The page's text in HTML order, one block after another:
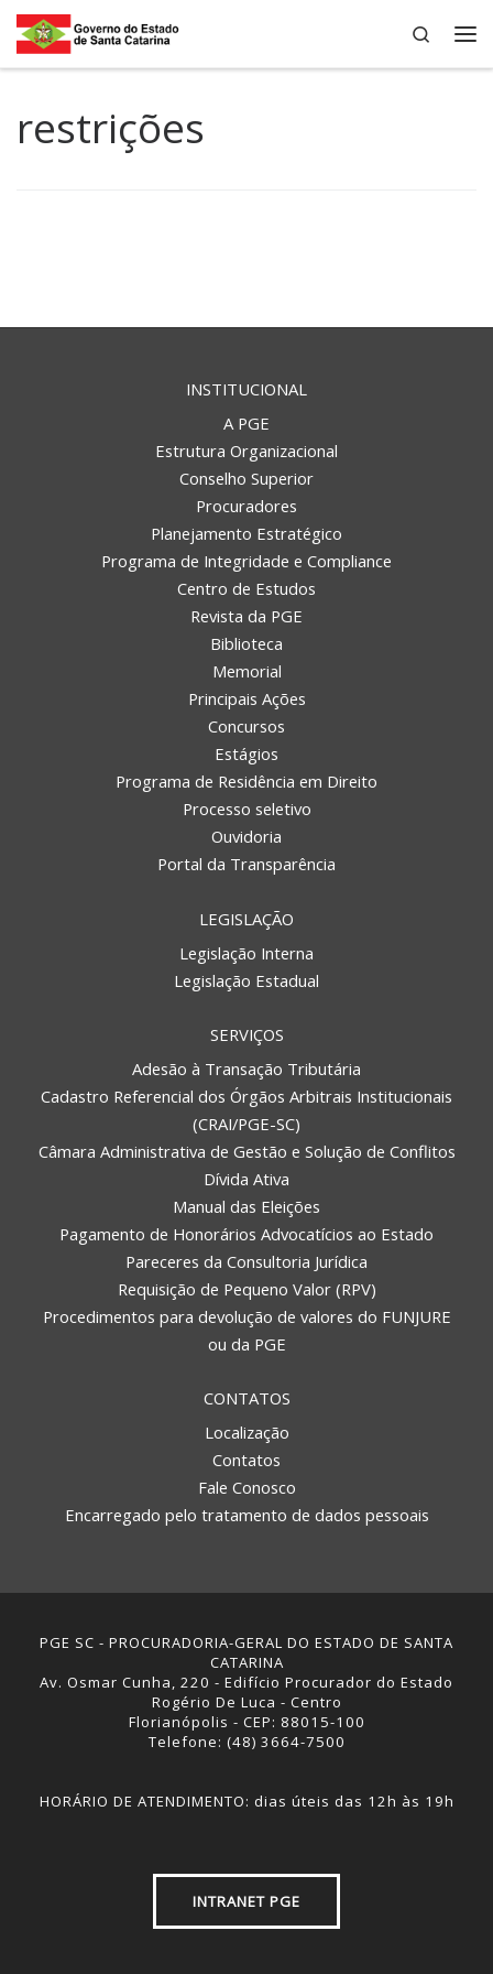
Skip to content
Search
restrições
INSTITUCIONAL
A PGE
Estrutura Organizacional
Conselho Superior
Procuradores
Planejamento Estratégico
Programa de Integridade e Compliance
Centro de Estudos
Revista da PGE
Biblioteca
Memorial
Principais Ações
Concursos
Estágios
Programa de Residência em Direito
Processo seletivo
Ouvidoria
Portal da Transparência
LEGISLAÇÃO
Legislação Interna
Legislação Estadual
SERVIÇOS
Adesão à Transação Tributária
Cadastro Referencial dos Órgãos Arbitrais Institucionais
(CRAI/PGE-SC)
Câmara Administrativa de Gestão e Solução de Conflitos
Dívida Ativa
Manual das Eleições
Pagamento de Honorários Advocatícios ao Estado
Pareceres da Consultoria Jurídica
Requisição de Pequeno Valor (RPV)
Procedimentos para devolução de valores do FUNJURE
ou da PGE
CONTATOS
Localização
Contatos
Fale Conosco
Encarregado pelo tratamento de dados pessoais
PGE SC - PROCURADORIA-GERAL DO ESTADO DE SANTA
CATARINA
Av. Osmar Cunha, 220 - Edifício Procurador do Estado
Rogério De Luca - Centro
Florianópolis - CEP: 88015-100
Telefone: (48) 3664-7500
HORÁRIO DE ATENDIMENTO: dias úteis das 12h às 19h
INTRANET PGE